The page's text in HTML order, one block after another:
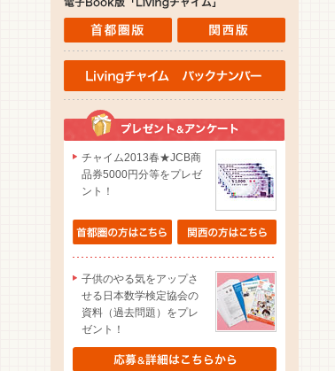
チャイム2013春★JCB商
品券5000円分等をプレゼ
ント！
子供のやる気をアップさ
せる日本数学検定協会の
資料（過去問題）をプレ
ゼント！